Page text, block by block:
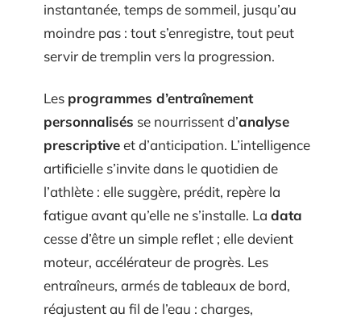
instantanée, temps de sommeil, jusqu’au
moindre pas : tout s’enregistre, tout peut
servir de tremplin vers la progression.
Les programmes d’entraînement
personnalisés se nourrissent d’analyse
prescriptiveet d’anticipation. L’intelligence
artificielle s’invite dans le quotidien de
l’athlète : elle suggère, prédit, repère la
fatigue avant qu’elle ne s’installe. La data
cesse d’être un simple reflet ; elle devient
moteur, accélérateur de progrès. Les
entraîneurs, armés de tableaux de bord,
réajustent au fil de l’eau : charges,